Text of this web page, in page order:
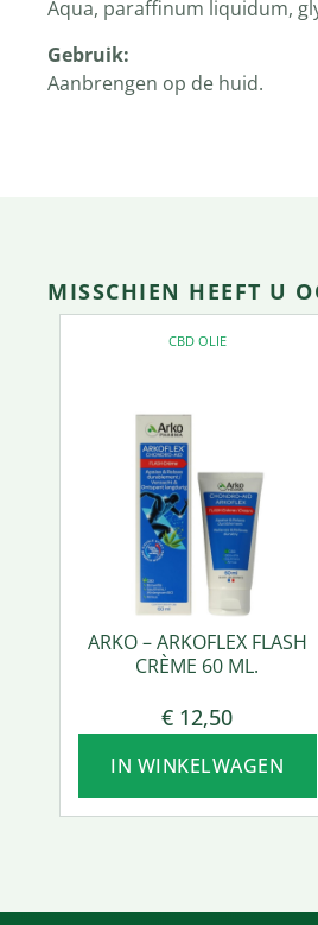
Aqua, paraffinum liquidum,
Gebruik:
Aanbrengen op de huid.
MISSCHIEN HEEFT U
CBD OLIE
ARKO – ARKOFLEX FLASH
CRÈME 60 ML.
€ 12,50
IN WINKELWAGEN